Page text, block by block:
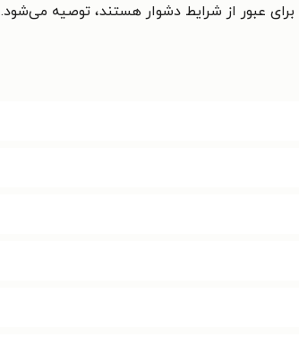
برای عبور از شرایط دشوار هستند، توصیه می‌شود.